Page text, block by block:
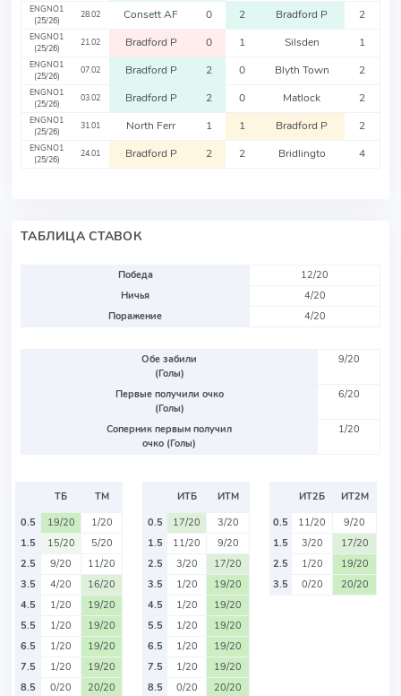
ENGNO1
(25/26)
28.02 Consett AF 0 2 Bradford P 2
ENGNO1
(25/26)
21.02 Bradford P 0 1 Silsden 1
ENGNO1
(25/26)
07.02 Bradford P 2 0 Blyth Town 2
ENGNO1
(25/26)
03.02 Bradford P 2 0 Matlock 2
ENGNO1
(25/26)
31.01 North Ferr 1 1 Bradford P 2
ENGNO1
(25/26)
24.01 Bradford P 2 2 Bridlingto 4
ТАБЛИЦА СТАВОК
Победа
12/20
Ничья
4/20
Поражение
4/20
Обе забили
(Голы)
9/20
Первые получили очко
(Голы)
6/20
Соперник первым получил
очко (Голы)
1/20
ТБ
ТМ
0.5
19/20
1/20
1.5
15/20
5/20
2.5
9/20
11/20
3.5
4/20
16/20
4.5
1/20
19/20
5.5
1/20
19/20
6.5
1/20
19/20
7.5
1/20
19/20
8.5
0/20 20/20
ИТБ
ИТМ
0.5
17/20
3/20
1.5
11/20
9/20
2.5
3/20
17/20
3.5
1/20
19/20
4.5
1/20
19/20
5.5
1/20
19/20
6.5
1/20
19/20
7.5
1/20
19/20
8.5
0/20 20/20
ИТ2Б
ИТ2М
0.5
11/20
9/20
1.5
3/20
17/20
2.5
1/20
19/20
3.5
0/20 20/20